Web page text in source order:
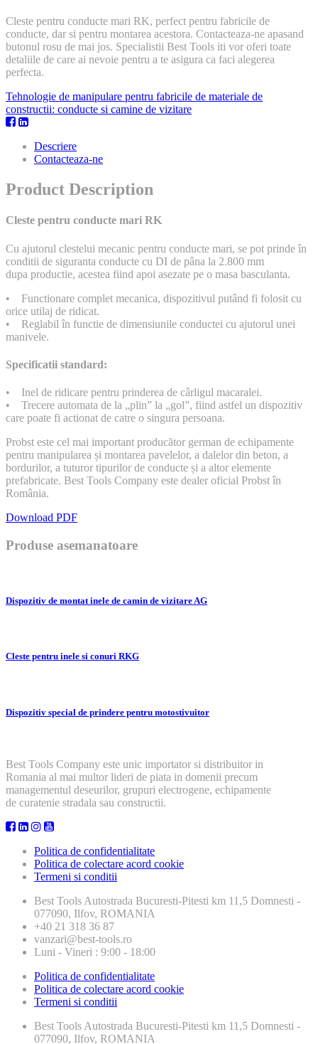
Cleste pentru conducte mari RK, perfect pentru fabricile de
conducte, dar si pentru montarea acestora. Contacteaza-ne apasand
butonul rosu de mai jos. Specialistii Best Tools iti vor oferi toate
detaliile de care ai nevoie pentru a te asigura ca faci alegerea
perfecta.
Tehnologie de manipulare pentru fabricile de materiale de
constructii: conducte si camine de vizitare
Descriere
Contacteaza-ne
Product Description
Cleste pentru conducte mari RK
Cu ajutorul clestelui mecanic pentru conducte mari, se pot prinde în
conditii de siguranta conducte cu DI de pâna la 2.800 mm
dupa productie, acestea fiind apoi asezate pe o masa basculanta.
• Functionare complet mecanica, dispozitivul putând fi folosit cu
orice utilaj de ridicat.
• Reglabil în functie de dimensiunile conductei cu ajutorul unei
manivele.
Specificatii standard:
• Inel de ridicare pentru prinderea de cârligul macaralei.
• Trecere automata de la „plin” la „gol”, fiind astfel un dispozitiv
care poate fi actionat de catre o singura persoana.
Probst este cel mai important producător german de echipamente
pentru manipularea și montarea pavelelor, a dalelor din beton, a
bordurilor, a tuturor tipurilor de conducte și a altor elemente
prefabricate. Best Tools Company este dealer oficial Probst în
România.
Download PDF
Produse asemanatoare
Dispozitiv de montat inele de camin de vizitare AG
Cleste pentru inele si conuri RKG
Dispozitiv special de prindere pentru motostivuitor
Best Tools Company este unic importator si distribuitor in
Romania al mai multor lideri de piata in domenii precum
managementul deseurilor, grupuri electrogene, echipamente
de curatenie stradala sau constructii.
Politica de confidentialitate
Politica de colectare acord cookie
Termeni si conditii
Best Tools Autostrada Bucuresti-Pitesti km 11,5 Domnesti -
077090, Ilfov, ROMANIA
+40 21 318 36 87
vanzari@best-tools.ro
Luni - Vineri : 9:00 - 18:00
Politica de confidentialitate
Politica de colectare acord cookie
Termeni si conditii
Best Tools Autostrada Bucuresti-Pitesti km 11,5 Domnesti -
077090, Ilfov, ROMANIA